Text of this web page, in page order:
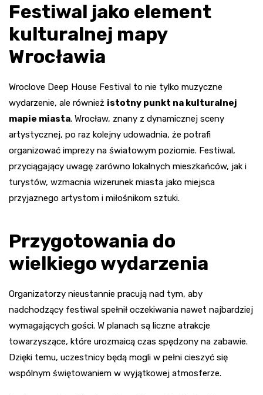
Festiwal jako element
kulturalnej mapy
Wrocławia
Wroclove Deep House Festival to nie tylko muzyczne
wydarzenie, ale również istotny punkt na kulturalnej
mapie miasta. Wrocław, znany z dynamicznej sceny
artystycznej, po raz kolejny udowadnia, że potrafi
organizować imprezy na światowym poziomie. Festiwal,
przyciągający uwagę zarówno lokalnych mieszkańców, jak i
turystów, wzmacnia wizerunek miasta jako miejsca
przyjaznego artystom i miłośnikom sztuki.
Przygotowania do
wielkiego wydarzenia
Organizatorzy nieustannie pracują nad tym, aby
nadchodzący festiwal spełnił oczekiwania nawet najbardziej
wymagających gości. W planach są liczne atrakcje
towarzyszące, które urozmaicą czas spędzony na zabawie.
Dzięki temu, uczestnicy będą mogli w pełni cieszyć się
wspólnym świętowaniem w wyjątkowej atmosferze.